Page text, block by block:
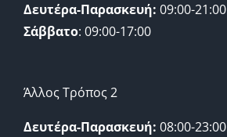
Δευτέρα-Παρασκευή: 09:00-21:00
Σάββατο: 09:00-17:00
Άλλος Τρόπος 2
Δευτέρα-Παρασκευή: 08:00-23:00